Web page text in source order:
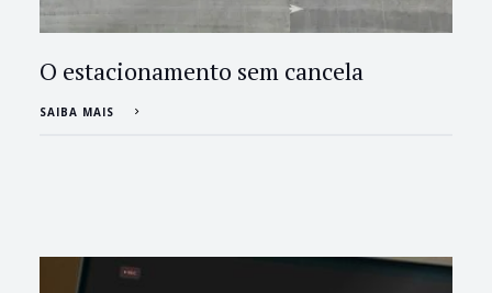
O estacionamento sem cancela
SAIBA MAIS